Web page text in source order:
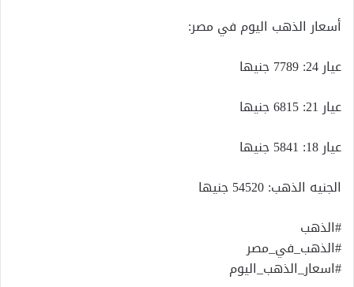
أسعار الذهب اليوم في مصر:
عيار 24: 7789 جنيها
عيار 21: 6815 جنيها
عيار 18: 5841 جنيها
الجنيه الذهب: 54520 جنيها
#الذهب
#الذهب_في_مصر
#اسعار_الذهب_اليوم